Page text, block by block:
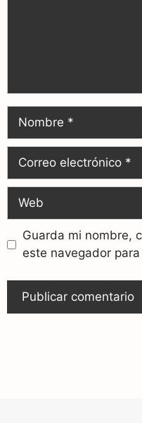
Guarda mi nombre,
este navegador